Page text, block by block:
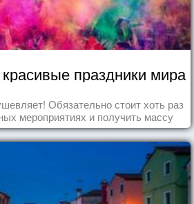
праздники мира
Обязательно стоит хоть раз
мероприятиях и получить массу
впечатлений!